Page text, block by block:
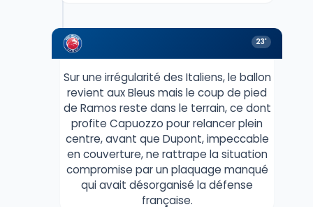
23'
Sur une irrégularité des Italiens, le ballon
revient aux Bleus mais le coup de pied
de Ramos reste dans le terrain, ce dont
profite Capuozzo pour relancer plein
centre, avant que Dupont, impeccable
en couverture, ne rattrape la situation
compromise par un plaquage manqué
qui avait désorganisé la défense
française.